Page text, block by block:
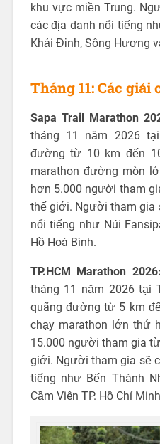
khu vực miền Trung.
các địa danh nổi tiếng
Khải Định, Sông Hương
Tháng 11: Các
Sapa Trail Marathon
tháng 11 năm 2026
đường từ 10 km đến
marathon đường mòn
hơn 5.000 người tham
thế giới. Người tham gia
nổi tiếng như Núi
Hồ Hoà Bình.
TP.HCM Marathon 2026:
tháng 11 năm 2026 tại
quãng đường từ 5 km
chạy marathon lớn thứ
15.000 người tham gia
giới. Người tham gia sẽ
tiếng như Bến Thành
Cầm Viên TP. Hồ Chí